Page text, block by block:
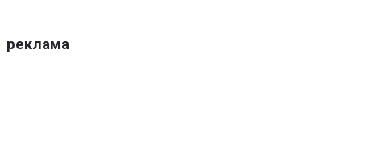
реклама